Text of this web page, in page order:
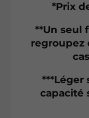
*Prix
**Un seul
regroupez
***Léger
capacité